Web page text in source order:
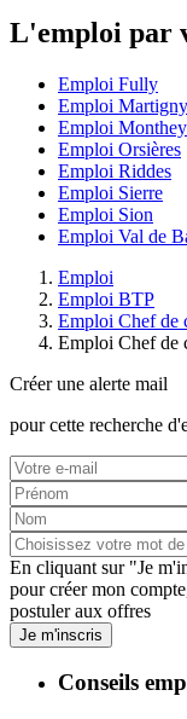
L'emploi par
Emploi Fully
Emploi Martigny
Emploi Monthey
Emploi Orsières
Emploi Riddes
Emploi Sierre
Emploi Sion
Emploi Val de
Emploi
Emploi BTP
Emploi Chef de
Emploi Chef de
Créer une alerte mail
pour cette recherche
En cliquant sur "Je
pour créer mon
postuler aux offres
Je m'inscris
Conseils